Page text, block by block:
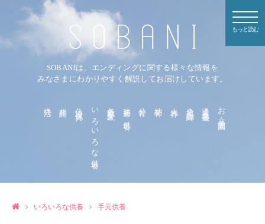
SOBANIは、エンディングに関する様々な情報を
みなさまにわかりやすく解説してお届けしています。
お墓・霊園
法要と供養
各種手続き
いろいろな供養
いろいろな供養 手元供養
もっと読む